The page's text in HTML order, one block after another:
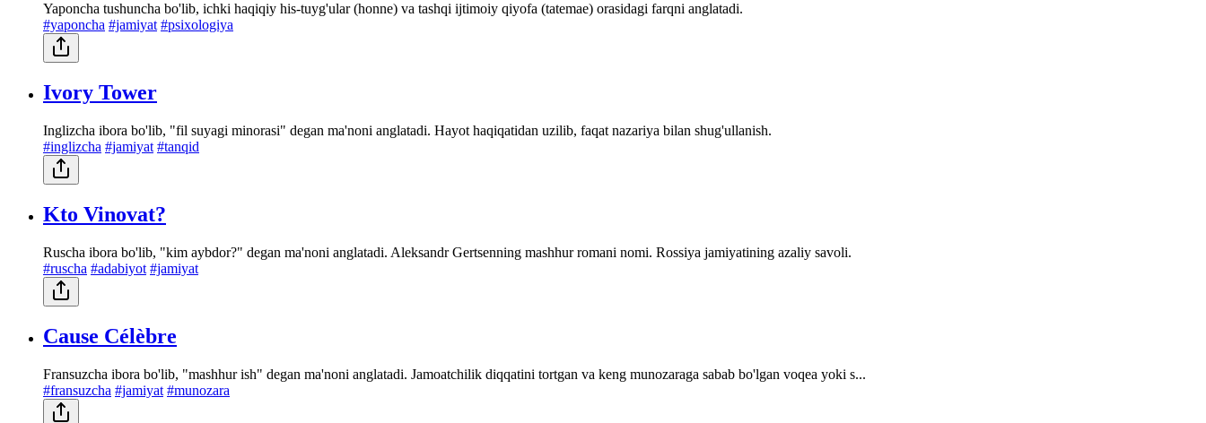
Yaponcha tushuncha bo'lib, ichki haqiqiy his-tuyg'ular (honne) va tashqi ijtimoiy qiyofa (tatemae) orasidagi farqni anglatadi.
#yaponcha #jamiyat #psixologiya
Ivory Tower
Inglizcha ibora bo'lib, "fil suyagi minorasi" degan ma'noni anglatadi. Hayot haqiqatidan uzilib, faqat nazariya bilan shug'ullanish.
#inglizcha #jamiyat #tanqid
Kto Vinovat?
Ruscha ibora bo'lib, "kim aybdor?" degan ma'noni anglatadi. Aleksandr Gertsenning mashhur romani nomi. Rossiya jamiyatining azaliy savoli.
#ruscha #adabiyot #jamiyat
Cause Célèbre
Fransuzcha ibora bo'lib, "mashhur ish" degan ma'noni anglatadi. Jamoatchilik diqqatini tortgan va keng munozaraga sabab bo'lgan voqea yoki s...
#fransuzcha #jamiyat #munozara